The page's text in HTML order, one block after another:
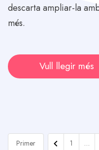
descarta ampliar-la
més.
Vull llegir més
Primer 1 …